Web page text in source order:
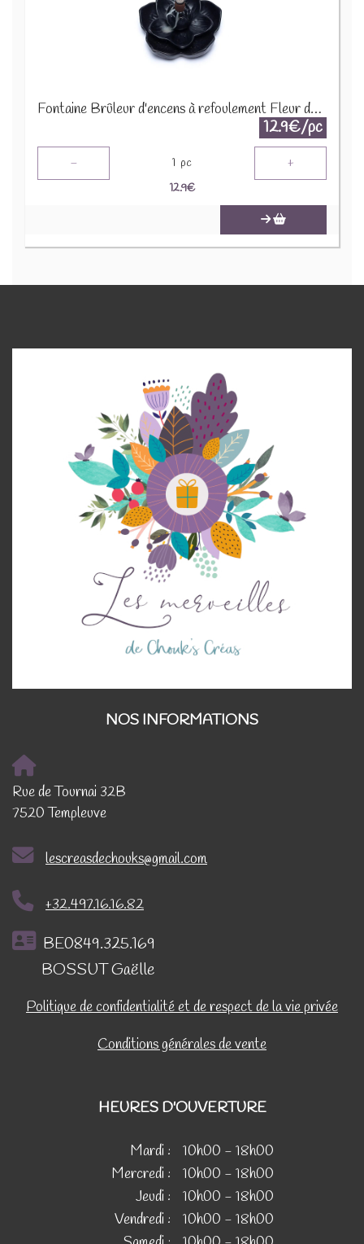
Fontaine Brûleur d'encens à refoulement Fleur de Lotus 1942
12.9€/pc
- 1 pc +
12.9€
NOS INFORMATIONS
Rue de Tournai 32B
7520 Templeuve
lescreasdechouks@gmail.com
+32.497.16.16.82
BE0849.325.169
BOSSUT Gaëlle
Politique de confidentialité et de respect de la vie privée
Conditions générales de vente
HEURES D'OUVERTURE
Mardi :
10h00 - 18h00
Mercredi :
10h00 - 18h00
Jeudi :
10h00 - 18h00
Vendredi :
10h00 - 18h00